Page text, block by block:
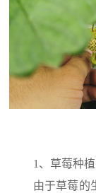
1、草莓种
由于草莓的